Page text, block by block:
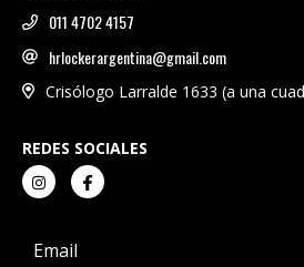
011 4702 4157
hrlockerargentina@gmail.com
Crisólogo Larralde 1633 (a una
REDES SOCIALES